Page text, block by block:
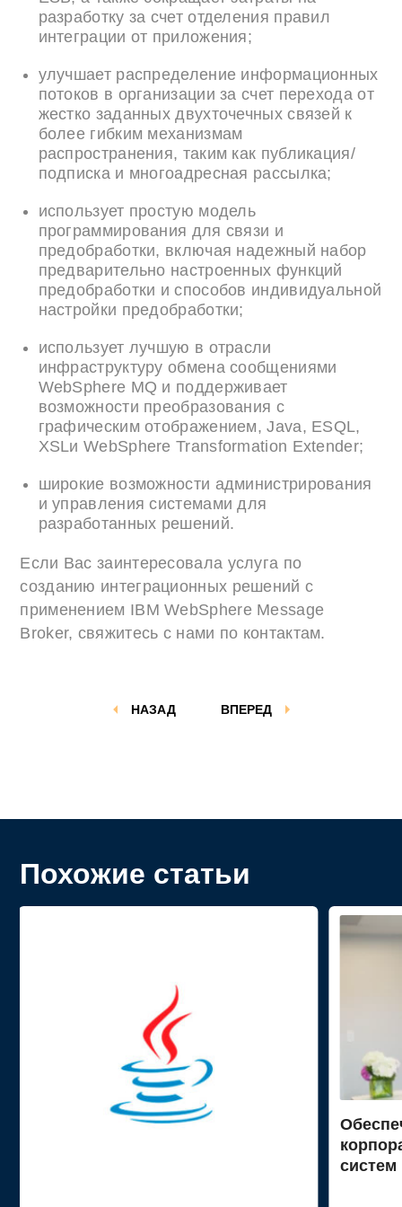
разработку за счет отделения правил
интеграции от приложения;
улучшает распределение информационных
потоков в организации за счет перехода от
жестко заданных двухточечных связей к
более гибким механизмам
распространения, таким как публикация/
подписка и многоадресная рассылка;
использует простую модель
программирования для связи и
предобработки, включая надежный набор
предварительно настроенных функций
предобработки и способов индивидуальной
настройки предобработки;
использует лучшую в отрасли
инфраструктуру обмена сообщениями
WebSphere MQ и поддерживает
возможности преобразования с
графическим отображением, Java, ESQL,
XSLи WebSphere Transformation Extender;
широкие возможности администрирования
и управления системами для
разработанных решений.
Если Вас заинтересовала услуга по
созданию интеграционных решений с
применением IBM WebSphere Message
Broker, свяжитесь с нами по контактам.
ВПЕРЕД
НАЗАД
Похожие статьи
систем